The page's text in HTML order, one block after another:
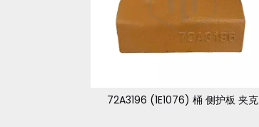
72A3196 (1E1076) 桶 侧护板 夹克